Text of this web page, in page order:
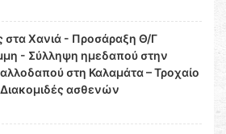
στα Χανιά - Προσάραξη Θ/Γ
- Σύλληψη ημεδαπού στην
στη Καλαμάτα – Τροχαίο
ασθενών